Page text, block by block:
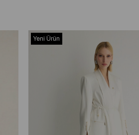
Yeni Ürün